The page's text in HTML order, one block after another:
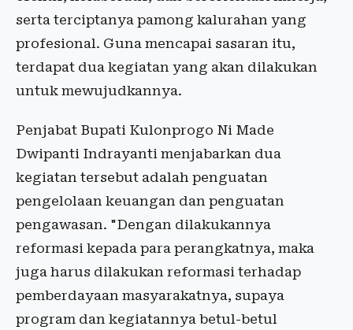
serta terciptanya pamong kalurahan yang
profesional. Guna mencapai sasaran itu,
terdapat dua kegiatan yang akan dilakukan
untuk mewujudkannya.
Penjabat Bupati Kulonprogo Ni Made
Dwipanti Indrayanti menjabarkan dua
kegiatan tersebut adalah penguatan
pengelolaan keuangan dan penguatan
pengawasan. "Dengan dilakukannya
reformasi kepada para perangkatnya, maka
juga harus dilakukan reformasi terhadap
pemberdayaan masyarakatnya, supaya
program dan kegiatannya betul-betul